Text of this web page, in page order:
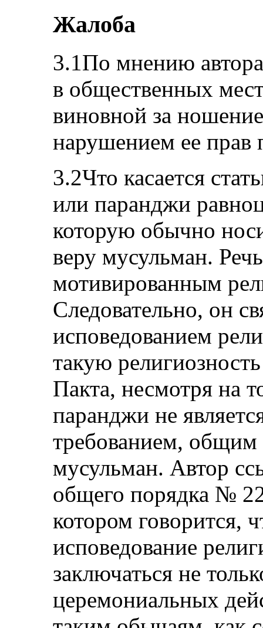
Жалоба
3.1По мнению
в общественных
виновной за
нарушением ее прав
3.2Что касается
или паранджи
которую обычно
веру мусульман.
мотивированным
Следовательно, он
исповедованием
такую
Пакта, несмотря на
паранджи не
требованием,
мусульман. Автор
общего порядка №
котором говорится,
исповедование
заключаться не
церемониальных